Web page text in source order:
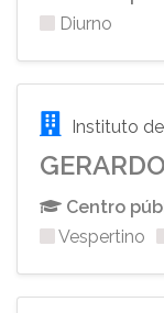
Diurno
Instituto
Centro
Vespertino